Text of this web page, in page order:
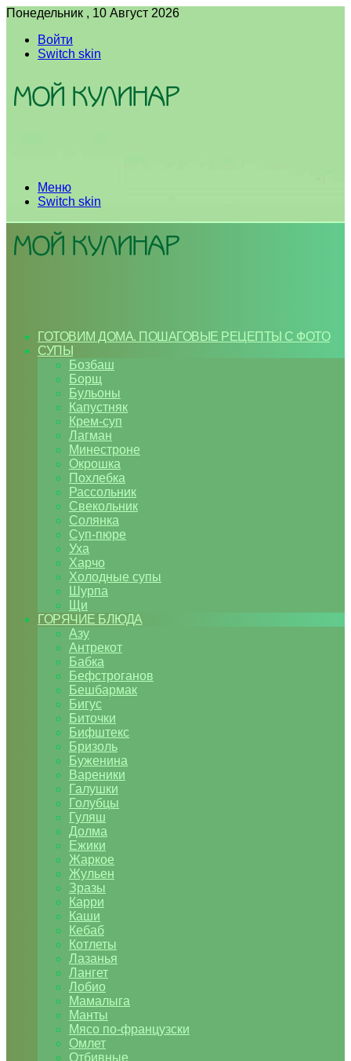
Понедельник , 10 Август 2026
Войти
Switch skin
Меню
Switch skin
ГОТОВИМ ДОМА. ПОШАГОВЫЕ РЕЦЕПТЫ С ФОТО
СУПЫ
Бозбаш
Борщ
Бульоны
Капустняк
Крем-суп
Лагман
Минестроне
Окрошка
Похлебка
Рассольник
Свекольник
Солянка
Суп-пюре
Уха
Харчо
Холодные супы
Шурпа
Щи
ГОРЯЧИЕ БЛЮДА
Азу
Антрекот
Бабка
Бефстроганов
Бешбармак
Бигус
Биточки
Бифштекс
Бризоль
Буженина
Вареники
Галушки
Голубцы
Гуляш
Долма
Ежики
Жаркое
Жульен
Зразы
Карри
Каши
Кебаб
Котлеты
Лазанья
Лангет
Лобио
Мамалыга
Манты
Мясо по-французски
Омлет
Отбивные